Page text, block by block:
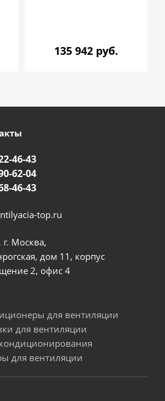
135 942 руб.
46-43
62-04
46-43
top.ru
г. Москва,
дом 11, корпус
2, офис 4
для вентиляции
для вентиляции
кондиционирования
для вентиляции